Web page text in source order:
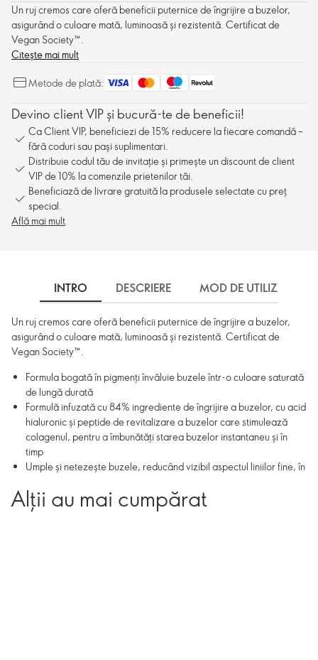
Un ruj cremos care oferă beneficii puternice de îngrijire a buzelor,
asigurând o culoare mată, luminoasă și rezistentă. Certificat de
Vegan Society™.
Citește mai mult
Metode de plată:
Devino client VIP și bucură-te de beneficii!
Ca Client VIP, beneficiezi de 15% reducere la fiecare comandă –
fără coduri sau pași suplimentari.
Distribuie codul tău de invitație și primește un discount de client
VIP de 10% la comenzile prietenilor tăi.
Beneficiază de livrare gratuită la produsele selectate cu preț
special.
Află mai mult
INTRO DESCRIERE MOD DE UTILIZARE
Un ruj cremos care oferă beneficii puternice de îngrijire a buzelor,
asigurând o culoare mată, luminoasă și rezistentă. Certificat de
Vegan Society™.
Formula bogată în pigmenți învăluie buzele într-o culoare saturată
de lungă durată
Formulă infuzată cu 84% ingrediente de îngrijire a buzelor, cu acid
hialuronic și peptide de revitalizare a buzelor care stimulează
colagenul, pentru a îmbunătăți starea buzelor instantaneu și în
timp
Umple și netezește buzele, reducând vizibil aspectul liniilor fine, în
Alții au mai cumpărat